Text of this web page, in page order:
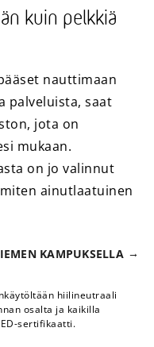
kuin pelkkiä
nauttimaan
palveluista, saat
jota on
mukaan.
on jo valinnut
ainutlaatuinen
KAMPUKSELLA
hiilineutraali
osalta ja kaikilla
sertifikaatti.